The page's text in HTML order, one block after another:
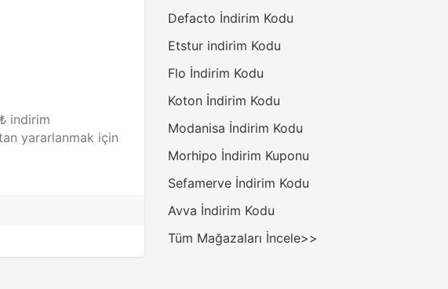
indirim
yararlanmak için
Defacto İndirim Kodu
Etstur indirim Kodu
Flo İndirim Kodu
Koton İndirim Kodu
Modanisa İndirim Kodu
Morhipo İndirim Kuponu
Sefamerve İndirim Kodu
Avva İndirim Kodu
Tüm Mağazaları İncele>>